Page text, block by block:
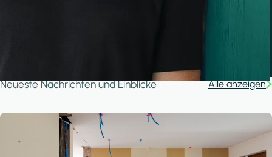
Neueste Nachrichten und Einblicke Alle anzeigen